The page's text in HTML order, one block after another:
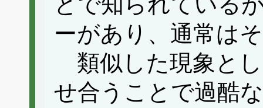
ーがあり、通常は
類似した現象と
せ合うことで過酷